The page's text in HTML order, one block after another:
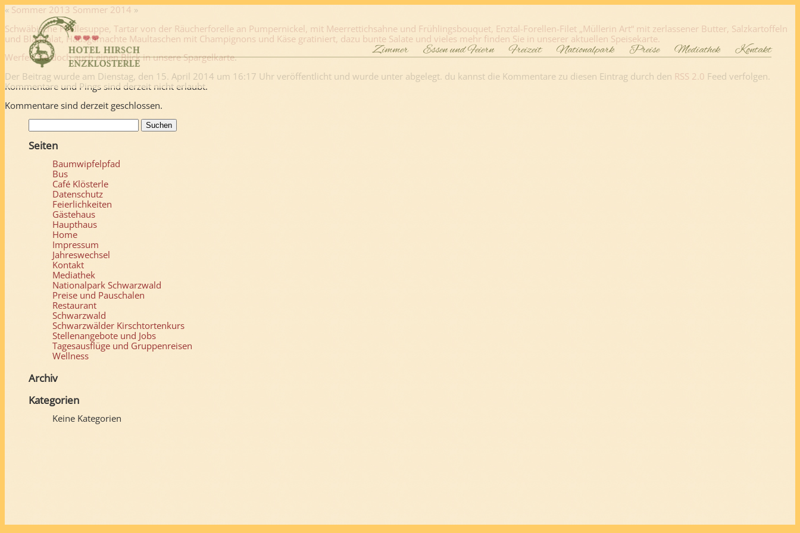
Zimmer Essen und Feiern Freizeit Nationalpark Preise Mediathek Kontakt
« Sommer 2013 Sommer 2014 »
Schwäbische Flädlesuppe, Tartar von der Räucherforelle an Pumpernickel, mit Meerrettichsahne und Frühlingsbouquet, Enztal-Forellen-Filet „Müllerin Art“ mit zerlassener Butter, Salzkartoffeln
und Blattsalat, Hausgemachte Maultaschen mit Champignons und Käse gratiniert, dazu bunte Salate und vieles mehr finden Sie in unserer aktuellen Speisekarte.
Werfen Sie doch auch einen Blick in unsereSpargelkarte.
Der Beitrag wurde am Dienstag, den 15. April 2014 um 16:17 Uhr veröffentlicht und wurde unter abgelegt. du kannst die Kommentare zu diesen Eintrag durch den RSS 2.0 Feed verfolgen.
Kommentare und Pings sind derzeit nicht erlaubt.
Kommentare sind derzeit geschlossen.
Suchen
nach:
Seiten
Baumwipfelpfad
Bus
Café Klösterle
Datenschutz
Feierlichkeiten
Gästehaus
Haupthaus
Home
Impressum
Jahreswechsel
Kontakt
Mediathek
Nationalpark Schwarzwald
Preise und Pauschalen
Restaurant
Schwarzwald
Schwarzwälder Kirschtortenkurs
Stellenangebote und Jobs
Tagesausflüge und Gruppenreisen
Wellness
Archiv
Kategorien
Keine Kategorien